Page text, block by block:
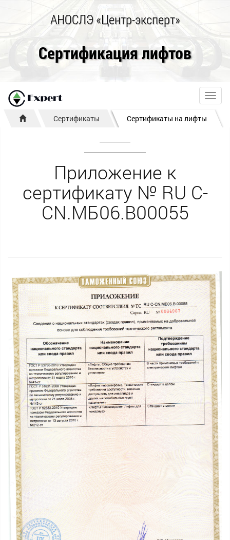
АНОСЛЭ «Центр-эксперт»
Сертификация лифтов
Сертификаты Сертификаты на лифты
Приложение к
сертификату № RU С-
CN.МБ06.В00055